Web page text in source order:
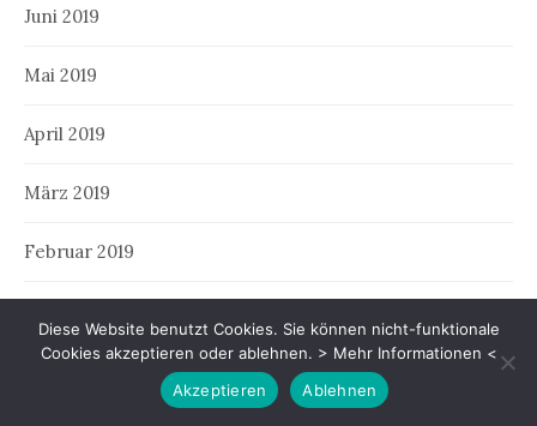
Juni 2019
Mai 2019
April 2019
März 2019
Februar 2019
Dezember 2018
Diese Website benutzt Cookies. Sie können nicht-funktionale
Cookies akzeptieren oder ablehnen. > Mehr Informationen <
Akzeptieren
Ablehnen